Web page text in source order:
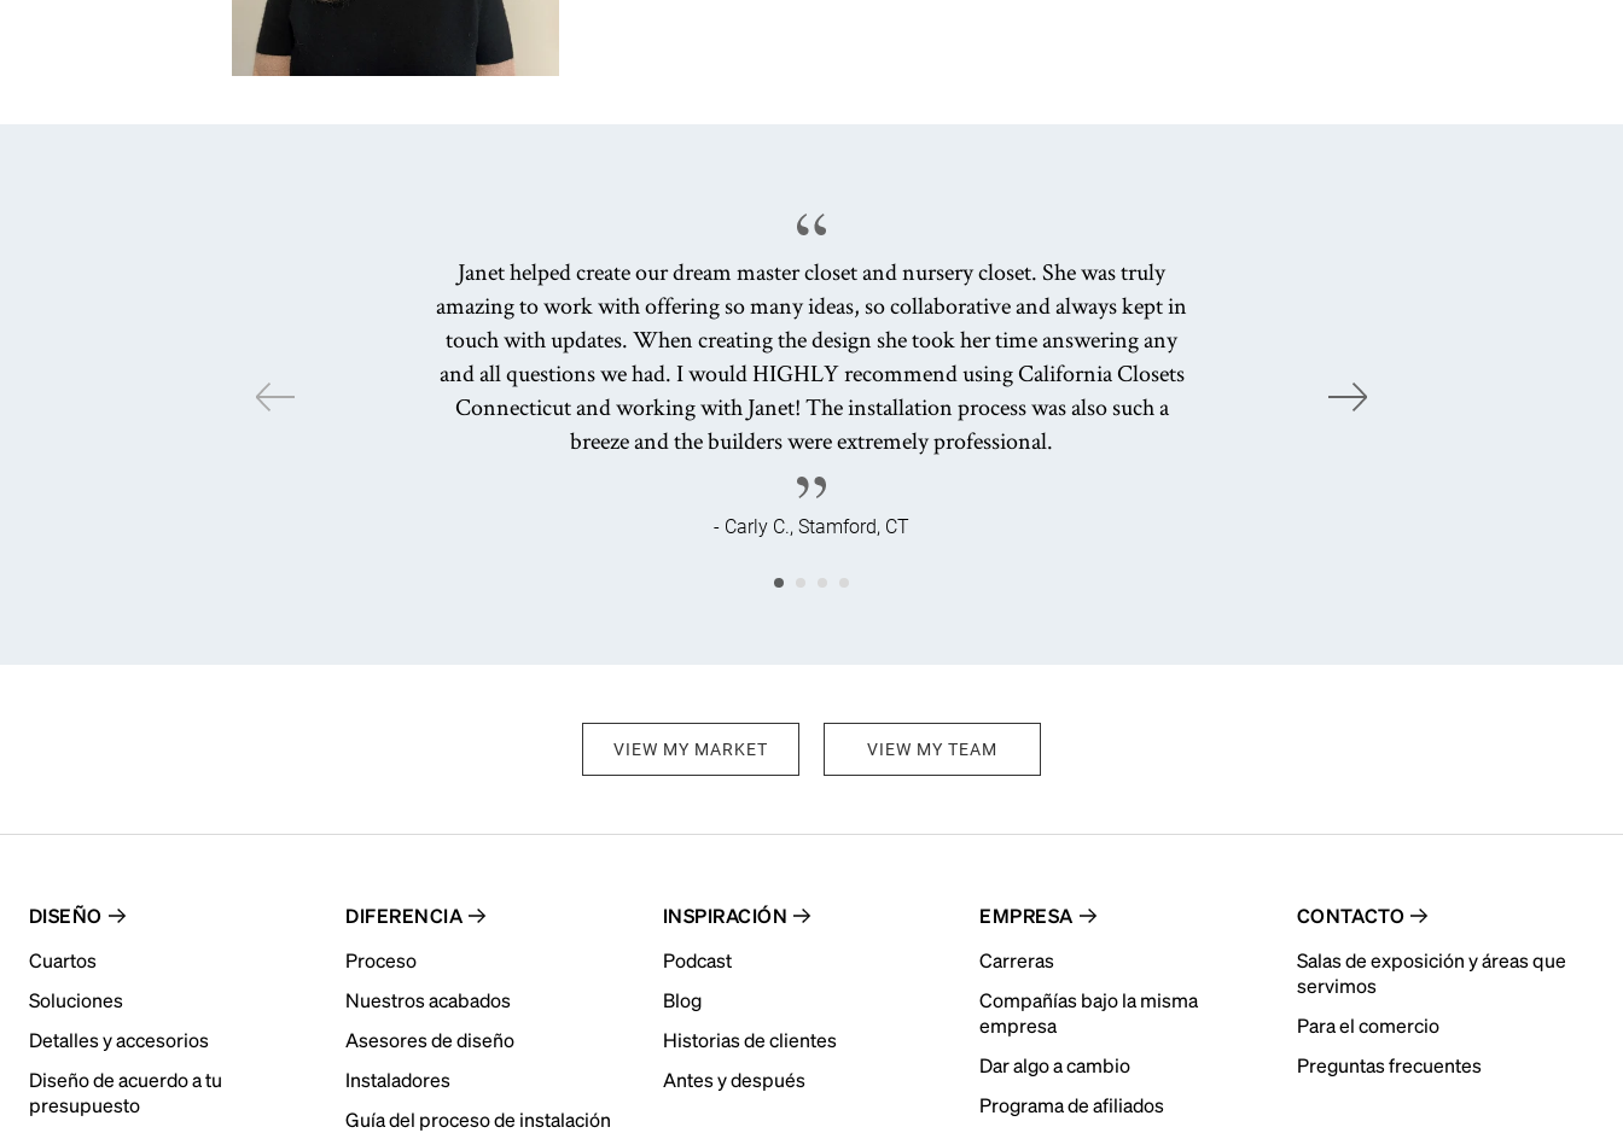
Janet helped create our dream master closet and nursery closet. She was truly
amazing to work with offering so many ideas, so collaborative and always kept in
touch with updates. When creating the design she took her time answering any
and all questions we had. I would HIGHLY recommend using California Closets
Connecticut and working with Janet! The installation process was also such a
breeze and the builders were extremely professional.
- Carly C., Stamford, CT
VIEW MY MARKET VIEW MY TEAM
DISEÑO
Cuartos
Soluciones
Detalles y accesorios
Diseño de acuerdo a tu
presupuesto
DIFERENCIA
Proceso
Nuestros acabados
Asesores de diseño
Instaladores
Guía del proceso de instalación
INSPIRACIÓN
Podcast
Blog
Historias de clientes
Antes y después
EMPRESA
Carreras
Compañías bajo la misma
empresa
Dar algo a cambio
Programa de afiliados
CONTACTO
Salas de exposición y áreas que
servimos
Para el comercio
Preguntas frecuentes